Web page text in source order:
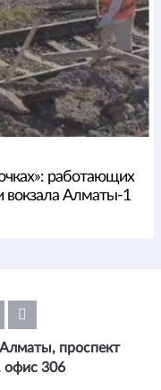
работающих
вокзала Алматы-1
проспект
306